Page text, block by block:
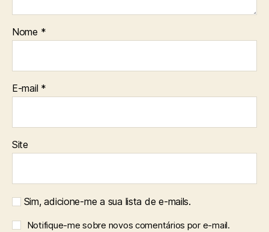
Nome *
E-mail *
Site
Sim, adicione-me a sua lista de e-mails.
Notifique-me sobre novos comentários por e-mail.